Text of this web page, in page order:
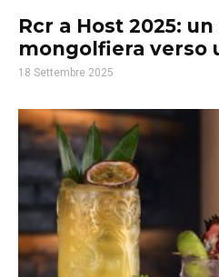
Rcr a Host 2025:
mongolfiera verso
18 Settembre 2025